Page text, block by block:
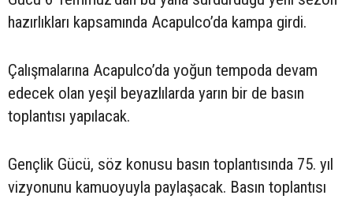
hazırlıkları kapsamında Acapulco’da kampa girdi.
Çalışmalarına Acapulco’da yoğun tempoda devam
edecek olan yeşil beyazlılarda yarın bir de basın
toplantısı yapılacak.
Gençlik Gücü, söz konusu basın toplantısında 75. yıl
vizyonunu kamuoyuyla paylaşacak. Basın toplantısı